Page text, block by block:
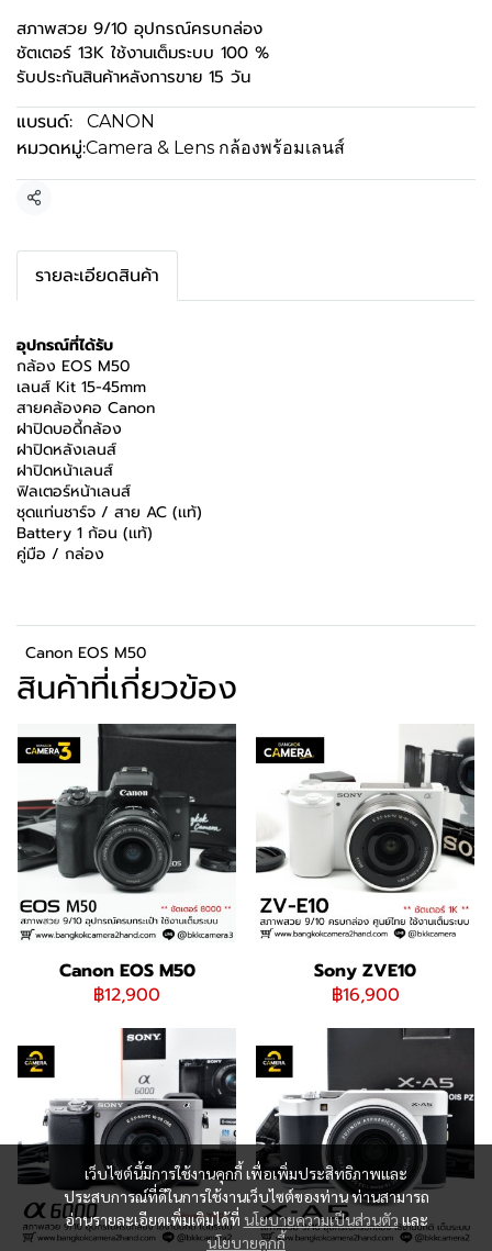
สภาพสวย 9/10 อุปกรณ์ครบกล่อง
ชัตเตอร์ 13K ใช้งานเต็มระบบ 100 %
รับประกันสินค้าหลังการขาย 15 วัน
แบรนด์: CANON
หมวดหมู่:Camera & Lens กล้องพร้อมเลนส์
แชร์
รายละเอียดสินค้า
อุปกรณ์ที่ได้รับ
กล้อง EOS M50
เลนส์ Kit 15-45mm
สายคล้องคอ Canon
ฝาปิดบอดี้กล้อง
ฝาปิดหลังเลนส์
ฝาปิดหน้าเลนส์
ฟิลเตอร์หน้าเลนส์
ชุดแท่นชาร์จ / สาย AC (เเท้)
Battery 1 ก้อน (เเท้)
คู่มือ / กล่อง
Canon EOS M50
สินค้าที่เกี่ยวข้อง
Canon EOS M50
฿12,900
Sony ZVE10
฿16,900
เว็บไซต์นี้มีการใช้งานคุกกี้ เพื่อเพิ่มประสิทธิภาพและ
ประสบการณ์ที่ดีในการใช้งานเว็บไซต์ของท่าน ท่านสามารถ
อ่านรายละเอียดเพิ่มเติมได้ที่ นโยบายความเป็นส่วนตัว และ
นโยบายคุกกี้